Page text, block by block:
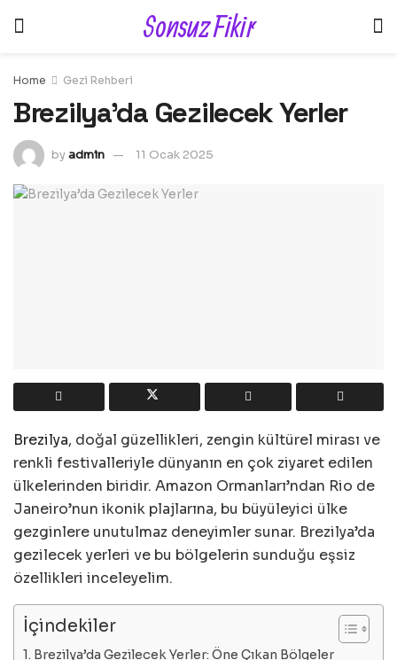
Sonsuz Fikir
Home Gezi Rehberi
Brezilya’da Gezilecek Yerler
byadmin 11 Ocak 2025
Brezilya, doğal güzellikleri, zengin kültürel mirası ve
renkli festivalleriyle dünyanın en çok ziyaret edilen
ülkelerinden biridir. Amazon Ormanları’ndan Rio de
Janeiro’nun ikonik plajlarına, bu büyüleyici ülke
gezginlere unutulmaz deneyimler sunar. Brezilya’da
gezilecek yerleri ve bu bölgelerin sunduğu eşsiz
özellikleri inceleyelim.
İçindekiler
Brezilya’da Gezilecek Yerler: Öne Çıkan Bölgeler